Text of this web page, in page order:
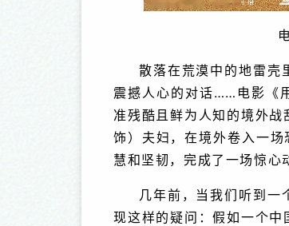
散落在荒漠中的地雷壳
震撼人心的对话……电影《
准残酷且鲜为人知的境外
饰）夫妇，在境外卷入一
慧和坚韧，完成了一场惊心
几年前，当我们听到一
现这样的疑问：假如一个